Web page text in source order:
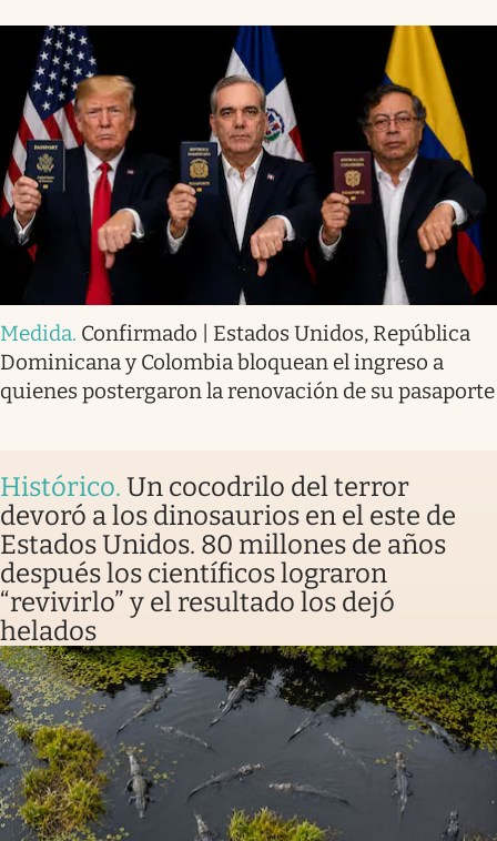
Medida. Confirmado | Estados Unidos, República
Dominicana y Colombia bloquean el ingreso a
quienes postergaron la renovación de su pasaporte
Histórico. Un cocodrilo del terror
devoró a los dinosaurios en el este de
Estados Unidos. 80 millones de años
después los científicos lograron
“revivirlo” y el resultado los dejó
helados